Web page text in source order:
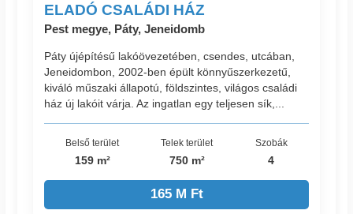
ELADÓ CSALÁDI HÁZ
Pest megye, Páty, Jeneidomb
Páty újépítésű lakóövezetében, csendes, utcában,
Jeneidombon, 2002-ben épült könnyűszerkezetű,
kiváló műszaki állapotú, földszintes, világos családi
ház új lakóit várja. Az ingatlan egy teljesen sík,...
Belső terület
159 m²
Telek terület
750 m²
Szobák
4
165 M Ft